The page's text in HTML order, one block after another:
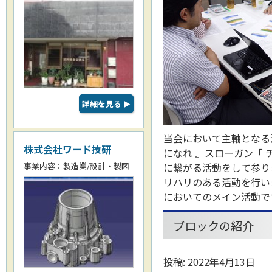
詳細を見る ▶
株式会社ワード技研
事業内容：製造業/設計・製図
当会において主軸とな
になれ 』スローガン「
に繋がる活動をして参
リハリのある活動を行
においてのメイン活動
ブロックの紹介
投稿: 2022年4月13日